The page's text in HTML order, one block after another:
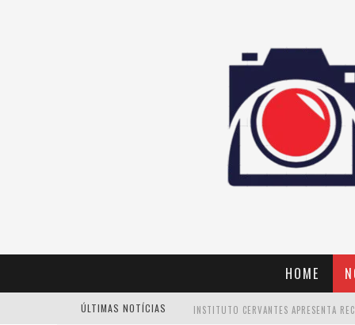
HOME
ÚLTIMAS NOTÍCIAS